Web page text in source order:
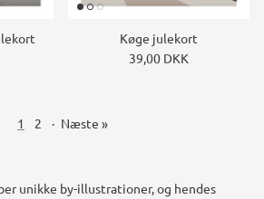
Køge julekort
39,00 DKK
1 2 · Næste »
unikke by-illustrationer, og hendes